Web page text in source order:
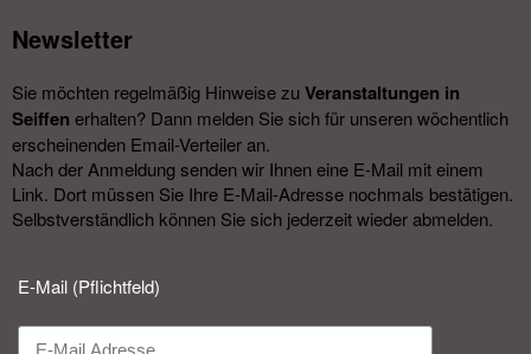
Newsletter​
Sie möchten regelmäßig Hinweise zu Veranstal­tungen in
Seiffen erhalten? Dann melden Sie sich für unseren wöchentlich
erscheinenden Email-Verteiler an.
Nach der Anmeldung senden wir Ihnen eine E-Mail mit einem
Link. Dort müssen Sie Ihre E-Mail-Adresse nochmals bestätigen.
Selbstverständlich können Sie sich jederzeit wieder abmelden.​
E-Mail (Pflichtfeld)